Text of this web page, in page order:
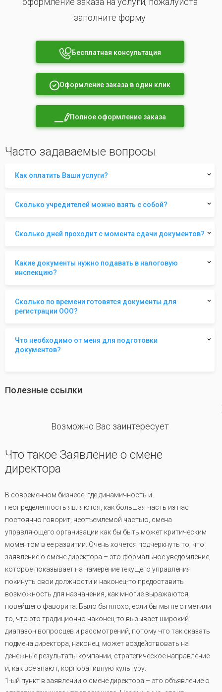
заполните форму
Бесплатная консультация
Оформление заказа в один клик
Полное оформление заказа
Часто задаваемые вопросы
Как оплатить Ваши услуги?
Сколько учредителей можно взять с собой?
Сколько дней проходит с момента сдачи документов?
Какие документы нужно подавать в налоговую
инспекцию?
Сколько по времени готовятся документы для
регистрации ООО?
Что необходимо от меня для подготовки
документов?
Полезные ссылки
Возможно Вас заинтересует
Что такое Заявление о смене
директора
В современном бизнесе, где динамичность и
неопределенность являются, как большая часть из нас
постоянно говорит, неотъемлемой частью, смена
управляющего организации как бы быть может критическим
моментом в ее развитии. Очень хочется подчеркнуть то, что
заявление о смене директора – это формальное уведомление,
которое показывает на намерение текущего управления
покинуть свои должности и наконец-то предоставить
возможность для назначения, как многие выражаются,
новейшего фаворита. Было бы плохо, если бы мы не отметили
то, что это традиционно наконец-то вызывает широкий
диапазон вопросцев и рассмотрений, потому что так сказать
подмена директора, наконец, может воздействовать на
денежные результаты компании, стратегическое направление
и, как все знают, корпоративную культуру.
1-ый пункт в заявлении о смене директора – это объявление о